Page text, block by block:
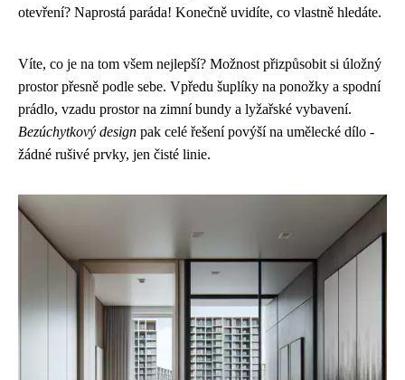
otevření? Naprostá paráda! Konečně uvidíte, co vlastně hledáte.
Víte, co je na tom všem nejlepší? Možnost přizpůsobit si úložný
prostor přesně podle sebe. Vpředu šuplíky na ponožky a spodní
prádlo, vzadu prostor na zimní bundy a lyžařské vybavení.
Bezúchytkový design pak celé řešení povýší na umělecké dílo -
žádné rušivé prvky, jen čisté linie.